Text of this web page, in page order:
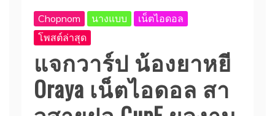
Chopnom นางแบบ
เน็ตไอดอล
โพสต์ล่าสุด
แจกวาร์ป น้องยาหยี
Oraya เน็ตไอดอล สา